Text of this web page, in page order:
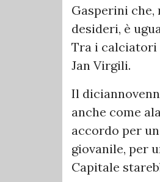
Gasperini
desideri, è
Tra i calciatori
Jan Virgili.
Il
anche come
accordo per
giovanile, per
Capitale